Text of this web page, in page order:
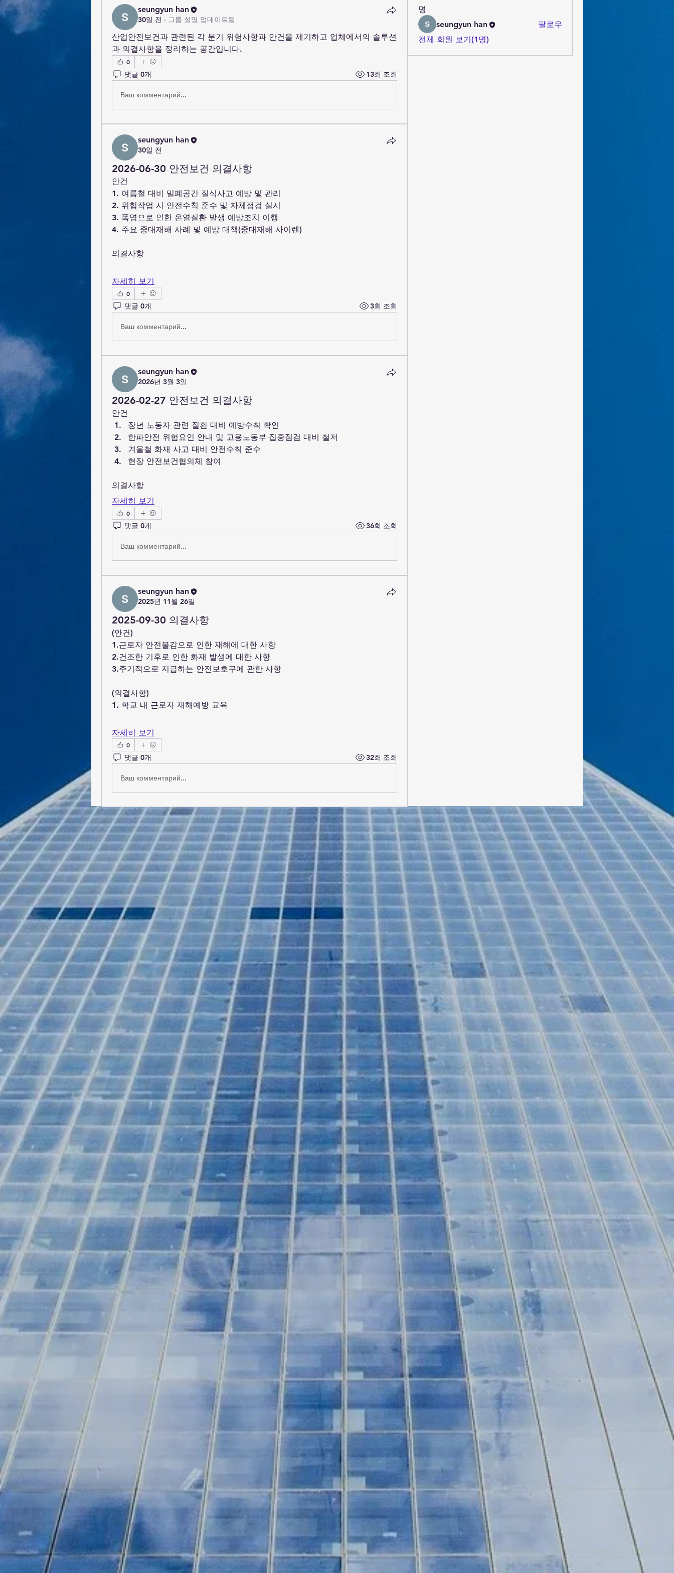
seungyun han
30일 전 · 그룹 설명 업데이트됨
산업안전보건과 관련된 각 분기 위험사항과 안건을 제기하고 업체에서의 솔루션
과 의결사항을 정리하는 공간입니다.
0
댓글 0개 13회 조회
Ваш комментарий...
seungyun han
30일 전
2026-06-30 안전보건 의결사항
안건
1. 여름철 대비 밀폐공간 질식사고 예방 및 관리
2. 위험작업 시 안전수칙 준수 및 자체점검 실시
3. 폭염으로 인한 온열질환 발생 예방조치 이행
4. 주요 중대재해 사례 및 예방 대책(중대재해 사이렌)
의결사항
자세히 보기
0
댓글 0개 3회 조회
Ваш комментарий...
seungyun han
2026년 3월 3일
2026-02-27 안전보건 의결사항
안건
장년 노동자 관련 질환 대비 예방수칙 확인
한파안전 위험요인 안내 및 고용노동부 집중점검 대비 철저
겨울철 화재 사고 대비 안전수칙 준수
현장 안전보건협의체 참여
의결사항
자세히 보기
0
댓글 0개 36회 조회
Ваш комментарий...
seungyun han
2025년 11월 26일
2025-09-30 의결사항
(안건)
1.근로자 안전불감으로 인한 재해에 대한 사항
2.건조한 기후로 인한 화재 발생에 대한 사항
3.주기적으로 지급하는 안전보호구에 관한 사항
(의결사항)
1. 학교 내 근로자 재해예방 교육
자세히 보기
0
댓글 0개 32회 조회
Ваш комментарий...
명
seungyun han
팔로우
전체 회원 보기(1명)